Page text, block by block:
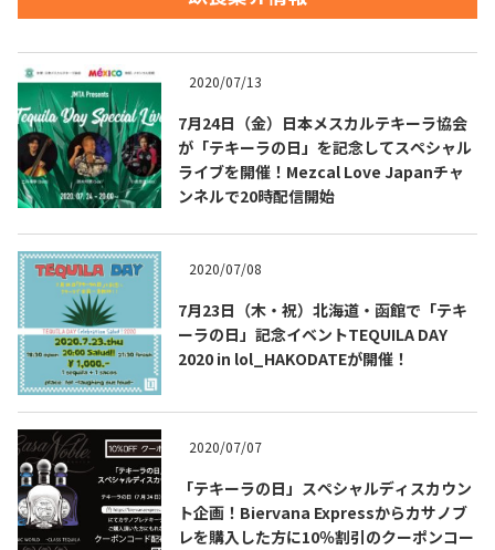
COPYRIGHT © JUAST All rights reserved.
2020/07/13
7月24日（金）日本メスカルテキーラ協会
が「テキーラの日」を記念してスペシャル
ライブを開催！Mezcal Love Japanチャ
ンネルで20時配信開始
2020/07/08
7月23日（木・祝）北海道・函館で「テキ
ーラの日」記念イベントTEQUILA DAY
2020 in lol_HAKODATEが開催！
2020/07/07
「テキーラの日」スペシャルディスカウン
ト企画！Biervana Expressからカサノブ
レを購入した方に10％割引のクーポンコー